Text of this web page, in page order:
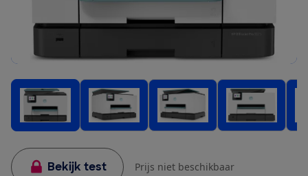
Bekijk test Prijs niet beschikbaar